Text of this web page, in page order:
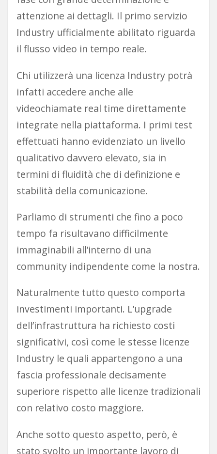
attenzione ai dettagli. Il primo servizio
Industry ufficialmente abilitato riguarda
il flusso video in tempo reale.
Chi utilizzerà una licenza Industry potrà
infatti accedere anche alle
videochiamate real time direttamente
integrate nella piattaforma. I primi test
effettuati hanno evidenziato un livello
qualitativo davvero elevato, sia in
termini di fluidità che di definizione e
stabilità della comunicazione.
Parliamo di strumenti che fino a poco
tempo fa risultavano difficilmente
immaginabili all’interno di una
community indipendente come la nostra.
Naturalmente tutto questo comporta
investimenti importanti. L’upgrade
dell’infrastruttura ha richiesto costi
significativi, così come le stesse licenze
Industry le quali appartengono a una
fascia professionale decisamente
superiore rispetto alle licenze tradizionali
con relativo costo maggiore.
Anche sotto questo aspetto, però, è
stato svolto un importante lavoro di